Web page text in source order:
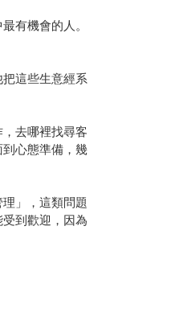
有機會的人。
這些生意經系
去哪裡找尋客
心態準備，幾
」，這類問題
到歡迎，因為